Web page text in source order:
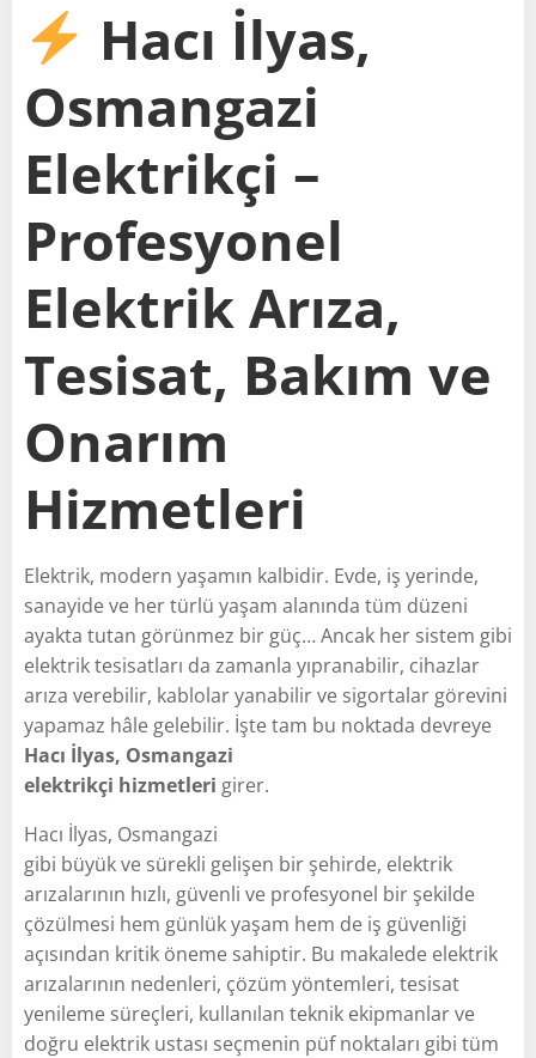
Hacı İlyas,
Osmangazi
Elektrikçi –
Profesyonel
Elektrik Arıza,
Tesisat, Bakım ve
Onarım
Hizmetleri
Elektrik, modern yaşamın kalbidir. Evde, iş yerinde,
sanayide ve her türlü yaşam alanında tüm düzeni
ayakta tutan görünmez bir güç… Ancak her sistem gibi
elektrik tesisatları da zamanla yıpranabilir, cihazlar
arıza verebilir, kablolar yanabilir ve sigortalar görevini
yapamaz hâle gelebilir. İşte tam bu noktada devreye
Hacı İlyas, Osmangazi
elektrikçi hizmetleri girer.
Hacı İlyas, Osmangazi
gibi büyük ve sürekli gelişen bir şehirde, elektrik
arızalarının hızlı, güvenli ve profesyonel bir şekilde
çözülmesi hem günlük yaşam hem de iş güvenliği
açısından kritik öneme sahiptir. Bu makalede elektrik
arızalarının nedenleri, çözüm yöntemleri, tesisat
yenileme süreçleri, kullanılan teknik ekipmanlar ve
doğru elektrik ustası seçmenin püf noktaları gibi tüm